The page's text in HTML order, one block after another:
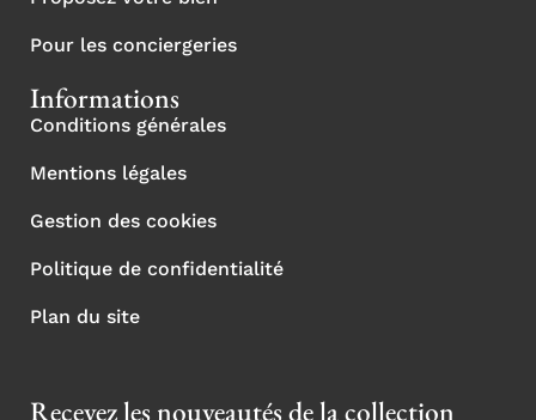
Pour les conciergeries
Informations
Conditions générales
Mentions légales
Gestion des cookies
Politique de confidentialité
Plan du site
Recevez les nouveautés de la collection